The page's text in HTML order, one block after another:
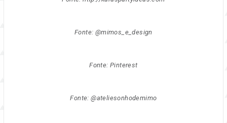
Fonte: @mimos_e_design
Fonte: Pinterest
Fonte: @ateliesonhodemimo